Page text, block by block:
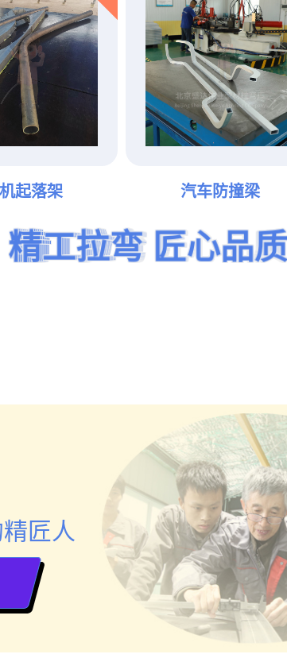
VR全景
工厂视觉
点击查看
拉弯加工厂家
车间厂区
点击查看
机起落架 汽车防撞梁
精工拉弯 匠心品
精工拉弯 匠心品
精工拉弯 匠心品
精工拉弯 匠心品
精工拉弯 匠心品
精工拉弯 匠心品
匠人